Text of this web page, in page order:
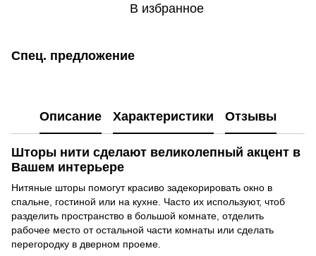
В избранное
Спец. предложение
Описание Характеристики Отзывы
Шторы нити сделают великолепный акцент в
Вашем интерьере
Нитяные шторы помогут красиво задекорировать окно в
спальне, гостиной или на кухне. Часто их используют, чтоб
разделить пространство в большой комнате, отделить
рабочее место от остальной части комнаты или сделать
перегородку в дверном проеме.